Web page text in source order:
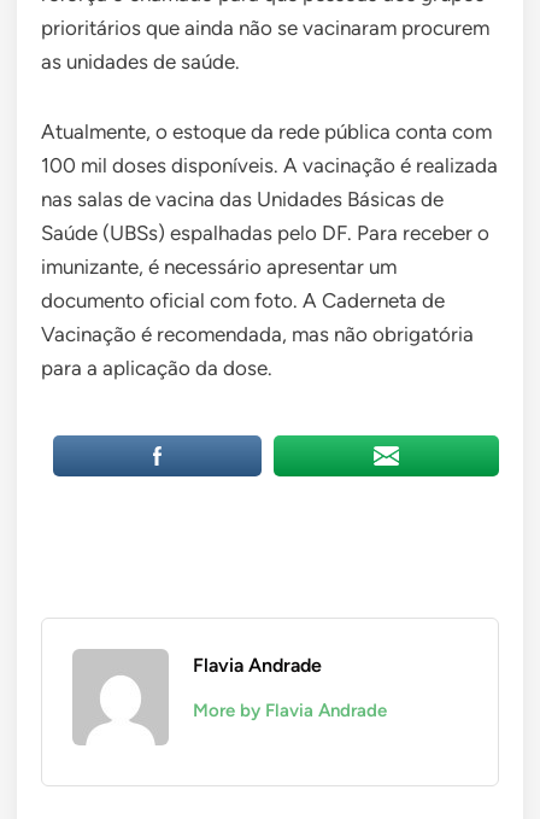
prioritários que ainda não se vacinaram procurem
as unidades de saúde.
Atualmente, o estoque da rede pública conta com
100 mil doses disponíveis. A vacinação é realizada
nas salas de vacina das Unidades Básicas de
Saúde (UBSs) espalhadas pelo DF. Para receber o
imunizante, é necessário apresentar um
documento oficial com foto. A Caderneta de
Vacinação é recomendada, mas não obrigatória
para a aplicação da dose.
Flavia Andrade
More by Flavia Andrade